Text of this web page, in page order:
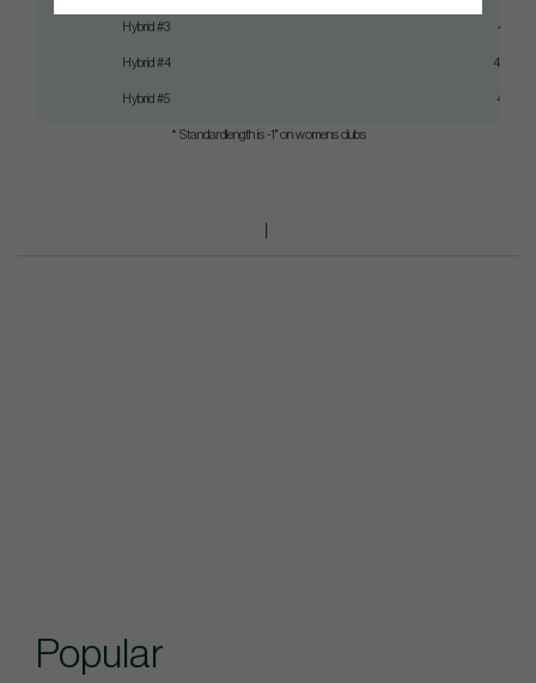
Hybrid #3 41"
Hybrid #4 40,5"
Hybrid #5 40"
* Standardlength is -1" on womens clubs
Popular